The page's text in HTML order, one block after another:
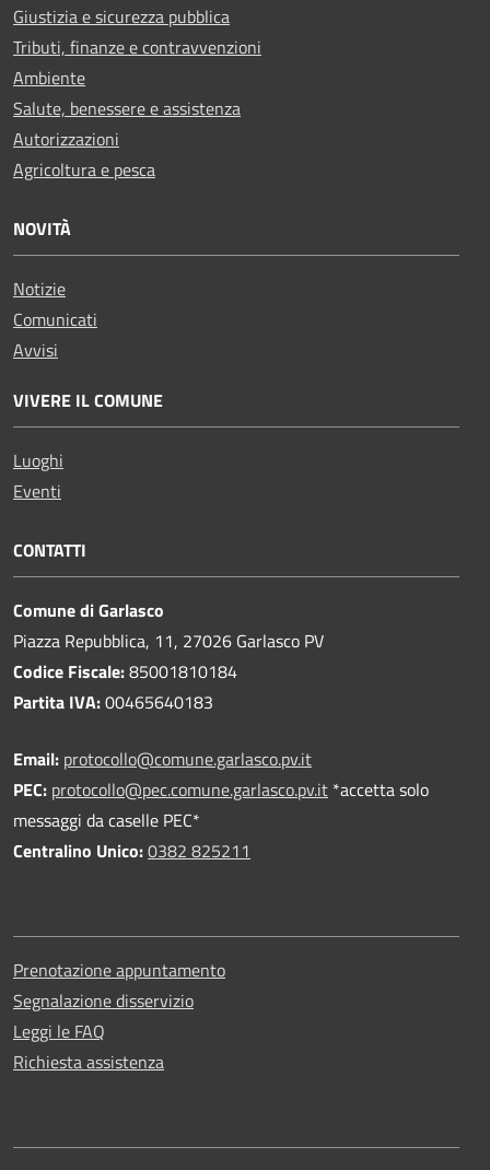
Giustizia e sicurezza pubblica
Tributi, finanze e contravvenzioni
Ambiente
Salute, benessere e assistenza
Autorizzazioni
Agricoltura e pesca
NOVITÀ
Notizie
Comunicati
Avvisi
VIVERE IL COMUNE
Luoghi
Eventi
CONTATTI
Comune di Garlasco
Piazza Repubblica, 11, 27026 Garlasco PV
Codice Fiscale:85001810184
Partita IVA:00465640183
Email: protocollo@comune.garlasco.pv.it
PEC: protocollo@pec.comune.garlasco.pv.it *accetta solo
messaggi da caselle PEC*
Centralino Unico:0382 825211
Prenotazione appuntamento
Segnalazione disservizio
Leggi le FAQ
Richiesta assistenza